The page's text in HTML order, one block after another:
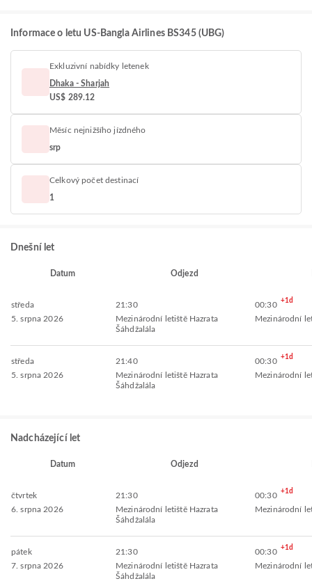
Informace o letu US-Bangla Airlines BS345 (UBG)
Exkluzivní nabídky letenek
Dhaka - Sharjah
US$ 289.12
Měsíc nejnižšího jízdného
srp
Celkový počet destinací
1
Dnešní let
Datum Odjezd
středa
5. srpna 2026
21:30
Mezinárodní letiště Hazrata
Šáhdžalála
00:30 +1d
Mezinárodní
středa
5. srpna 2026
21:40
Mezinárodní letiště Hazrata
Šáhdžalála
00:30 +1d
Mezinárodní
Nadcházející let
Datum Odjezd
čtvrtek
6. srpna 2026
21:30
Mezinárodní letiště Hazrata
Šáhdžalála
00:30 +1d
Mezinárodní
pátek
7. srpna 2026
21:30
Mezinárodní letiště Hazrata
Šáhdžalála
00:30 +1d
Mezinárodní